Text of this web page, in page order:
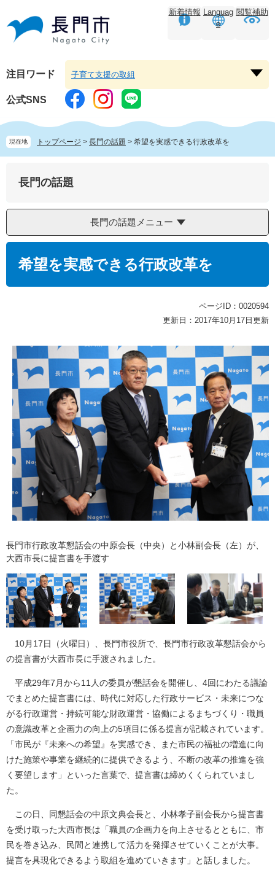
頭
す。
飛
し
本
文
へ
新着情報 Languag
e
閲覧補助
注目ワード
ー
子育て支援の取組
公式SNS
現在地 トップページ > 長門の話題 > 希望を実感できる行政改革を
長門の話題
長門の話題メニュー
希望を実感できる行政改革を
ページID：0020594
更新日：2017年10月17日更新
長門市行政改革懇話会の中原会長（中央）と小林副会長（左）が、
大西市長に提言書を手渡す
10月17日（火曜日）、長門市役所で、長門市行政改革懇話会から
の提言書が大西市長に手渡されました。
平成29年7月から11人の委員が懇話会を開催し、4回にわたる議論
でまとめた提言書には、時代に対応した行政サービス・未来につな
がる行政運営・持続可能な財政運営・協働によるまちづくり・職員
の意識改革と企画力の向上の5項目に係る提言が記載されています。
「市民が『未来への希望』を実感でき、また市民の福祉の増進に向
けた施策や事業を継続的に提供できるよう、不断の改革の推進を強
く要望します」といった言葉で、提言書は締めくくられていまし
た。
この日、同懇話会の中原文典会長と、小林孝子副会長から提言書
を受け取った大西市長は「職員の企画力を向上させるとともに、市
民を巻き込み、民間と連携して活力を発揮させていくことが大事。
提言を具現化できるよう取組を進めていきます」と話しました。